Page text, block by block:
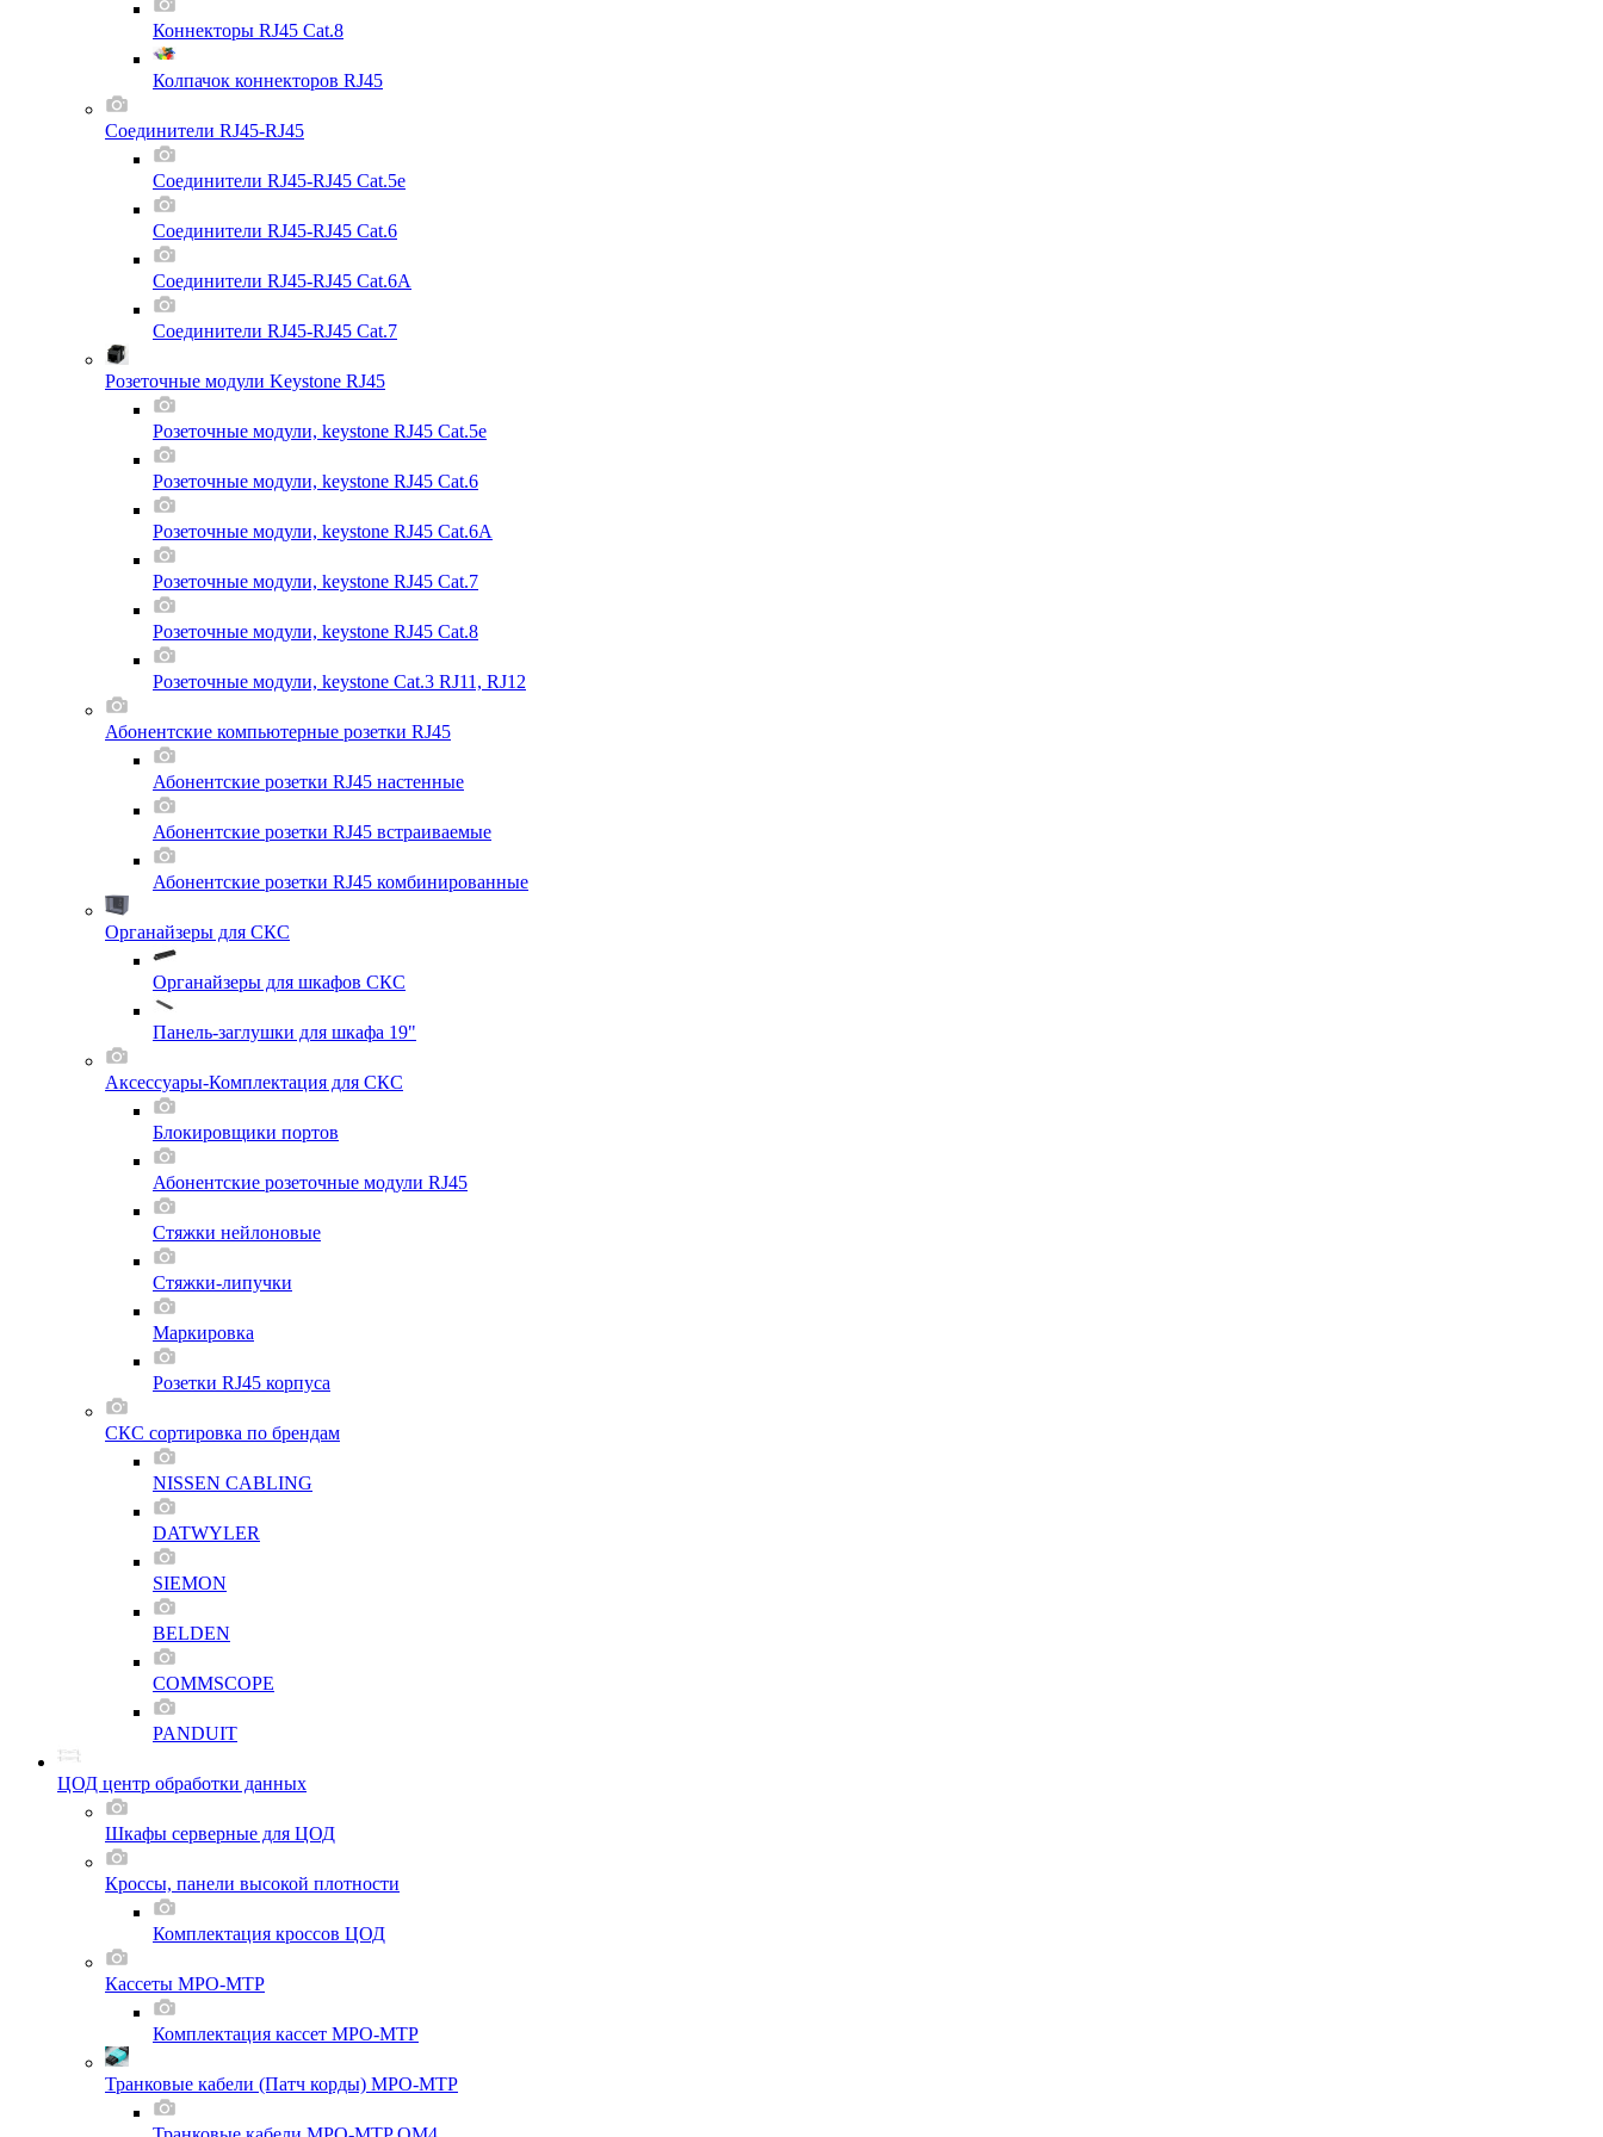
Коннекторы RJ45 Cat.8
Колпачок коннекторов RJ45
Соединители RJ45-RJ45
Соединители RJ45-RJ45 Cat.5e
Соединители RJ45-RJ45 Cat.6
Соединители RJ45-RJ45 Cat.6A
Соединители RJ45-RJ45 Cat.7
Розеточные модули Keystone RJ45
Розеточные модули, keystone RJ45 Cat.5e
Розеточные модули, keystone RJ45 Cat.6
Розеточные модули, keystone RJ45 Cat.6A
Розеточные модули, keystone RJ45 Cat.7
Розеточные модули, keystone RJ45 Cat.8
Розеточные модули, keystone Cat.3 RJ11, RJ12
Абонентские компьютерные розетки RJ45
Абонентские розетки RJ45 настенные
Абонентские розетки RJ45 встраиваемые
Абонентские розетки RJ45 комбинированные
Органайзеры для СКС
Органайзеры для шкафов СКС
Панель-заглушки для шкафа 19"
Аксессуары-Комплектация для СКС
Блокировщики портов
Абонентские розеточные модули RJ45
Стяжки нейлоновые
Стяжки-липучки
Маркировка
Розетки RJ45 корпуса
СКС сортировка по брендам
NISSEN CABLING
DATWYLER
SIEMON
BELDEN
COMMSCOPE
PANDUIT
ЦОД центр обработки данных
Шкафы серверные для ЦОД
Кроссы, панели высокой плотности
Комплектация кроссов ЦОД
Кассеты MPO-MTP
Комплектация кассет MPO-MTP
Транковые кабели (Патч корды) MPO-MTP